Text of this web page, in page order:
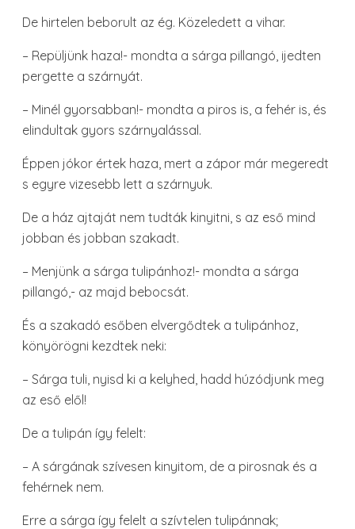
De hirtelen beborult az ég. Közeledett a vihar.
– Repüljünk haza!- mondta a sárga pillangó, ijedten
pergette a szárnyát.
– Minél gyorsabban!- mondta a piros is, a fehér is, és
elindultak gyors szárnyalással.
Éppen jókor értek haza, mert a zápor már megeredt
s egyre vizesebb lett a szárnyuk.
De a ház ajtaját nem tudták kinyitni, s az eső mind
jobban és jobban szakadt.
– Menjünk a sárga tulipánhoz!- mondta a sárga
pillangó,- az majd bebocsát.
És a szakadó esőben elvergődtek a tulipánhoz,
könyörögni kezdtek neki:
– Sárga tuli, nyisd ki a kelyhed, hadd húzódjunk meg
az eső elől!
De a tulipán így felelt:
– A sárgának szívesen kinyitom, de a pirosnak és a
fehérnek nem.
Erre a sárga így felelt a szívtelen tulipánnak;